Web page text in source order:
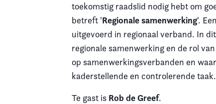
Kennis & Informatietoekomstig raadslid nodig hebt om
betreft 'Regionale samenwerking'.
uitgevoerd in regionaal verband. In
regionale samenwerking en de rol
op samenwerkingsverbanden en
kaderstellende en controlerende taak.
Te gast is Rob de Greef.